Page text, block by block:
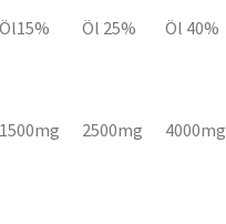
Öl15% Öl 25% Öl 40%
1500mg 2500mg 4000mg